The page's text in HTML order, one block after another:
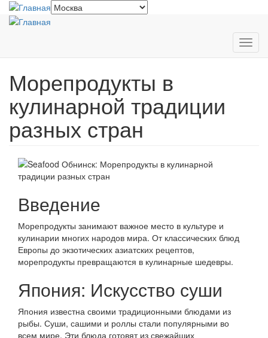
Перейти
Морепродукты в
кулинарной традиции
разных стран
Введение
Морепродукты занимают важное место в культуре и
кулинарии многих народов мира. От классических блюд
Европы до экзотических азиатских рецептов,
морепродукты превращаются в кулинарные шедевры.
Япония: Искусство суши
Япония известна своими традиционными блюдами из
рыбы. Суши, сашими и роллы стали популярными во
всем мире. Эти блюда готовят из свежайших